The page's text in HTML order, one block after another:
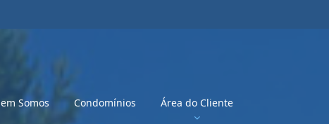
Somos Condomínios Área do Cliente